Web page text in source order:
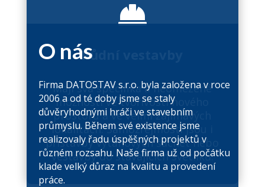

Půdní vestavby
Mají svá specifika a neomezené
možnosti ve tvořivosti nového
prostoru a ve velmi zajímavých
lokalitách. Samozřejmostí jsou i
přístavby výtahových šachet nebo
vestavby do stávajících světlíků.
O nás
Firma DATOSTAV s.r.o. byla založena v roce
2006 a od té doby jsme se staly
důvěryhodnými hráči ve stavebním
průmyslu. Během své existence jsme
realizovaly řadu úspěšných projektů v
různém rozsahu. Naše firma už od počátku
klade velký důraz na kvalitu a provedení
práce.